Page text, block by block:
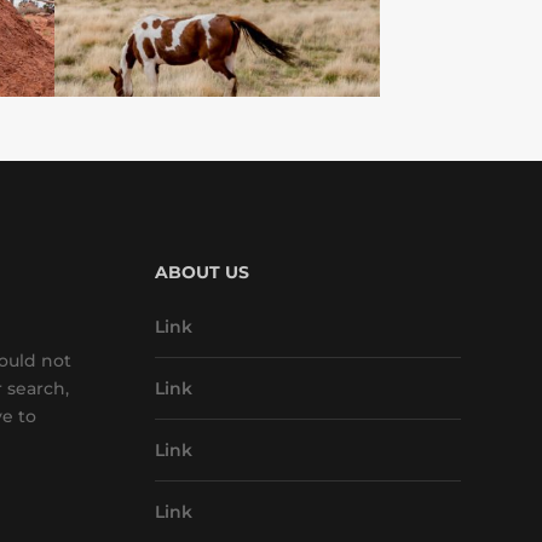
not
to
ABOUT US
Link
Link
Link
Link